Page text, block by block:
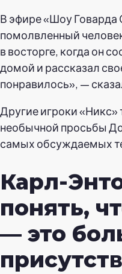
В эфире «Шоу Говарда
помолвленный
в восторге, когда он
домой и рассказал
понравилось», —
Другие игроки
необычной просьбы
самых обсуждаемых
Карл-
понять,
— это